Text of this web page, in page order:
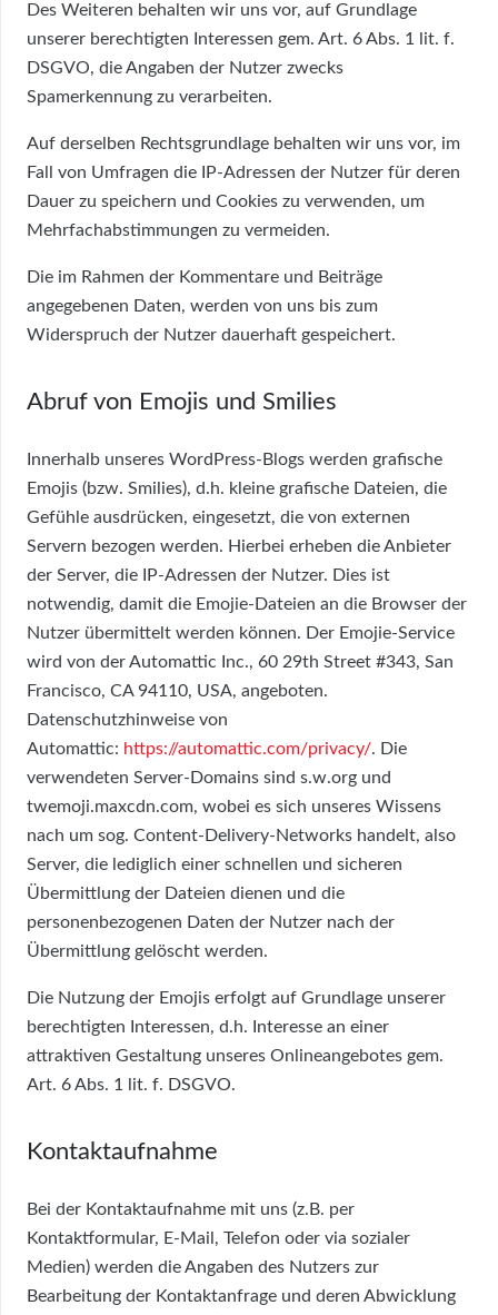
Des Weiteren behalten wir uns vor, auf Grundlage
unserer berechtigten Interessen gem. Art. 6 Abs. 1 lit. f.
DSGVO, die Angaben der Nutzer zwecks
Spamerkennung zu verarbeiten.
Auf derselben Rechtsgrundlage behalten wir uns vor, im
Fall von Umfragen die IP-Adressen der Nutzer für deren
Dauer zu speichern und Cookies zu verwenden, um
Mehrfachabstimmungen zu vermeiden.
Die im Rahmen der Kommentare und Beiträge
angegebenen Daten, werden von uns bis zum
Widerspruch der Nutzer dauerhaft gespeichert.
Abruf von Emojis und Smilies
Innerhalb unseres WordPress-Blogs werden grafische
Emojis (bzw. Smilies), d.h. kleine grafische Dateien, die
Gefühle ausdrücken, eingesetzt, die von externen
Servern bezogen werden. Hierbei erheben die Anbieter
der Server, die IP-Adressen der Nutzer. Dies ist
notwendig, damit die Emojie-Dateien an die Browser der
Nutzer übermittelt werden können. Der Emojie-Service
wird von der Automattic Inc., 60 29th Street #343, San
Francisco, CA 94110, USA, angeboten.
Datenschutzhinweise von
Automattic: https://automattic.com/privacy/. Die
verwendeten Server-Domains sind s.w.org und
twemoji.maxcdn.com, wobei es sich unseres Wissens
nach um sog. Content-Delivery-Networks handelt, also
Server, die lediglich einer schnellen und sicheren
Übermittlung der Dateien dienen und die
personenbezogenen Daten der Nutzer nach der
Übermittlung gelöscht werden.
Die Nutzung der Emojis erfolgt auf Grundlage unserer
berechtigten Interessen, d.h. Interesse an einer
attraktiven Gestaltung unseres Onlineangebotes gem.
Art. 6 Abs. 1 lit. f. DSGVO.
Kontaktaufnahme
Bei der Kontaktaufnahme mit uns (z.B. per
Kontaktformular, E-Mail, Telefon oder via sozialer
Medien) werden die Angaben des Nutzers zur
Bearbeitung der Kontaktanfrage und deren Abwicklung